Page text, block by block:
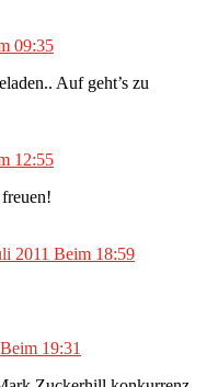
09:35
Auf geht’s zu
12:55
2011 Beim 18:59
19:31